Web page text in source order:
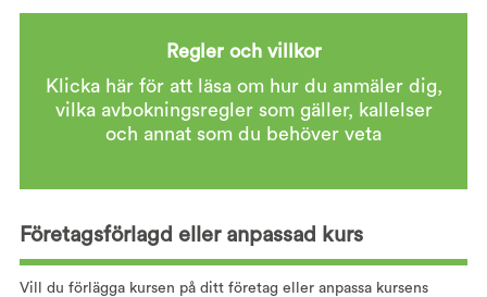
Regler och villkor
Klicka här för att läsa om hur du anmäler dig,
vilka avbokningsregler som gäller, kallelser
och annat som du behöver veta
Företagsförlagd eller anpassad kurs
Vill du förlägga kursen på ditt företag eller anpassa kursens